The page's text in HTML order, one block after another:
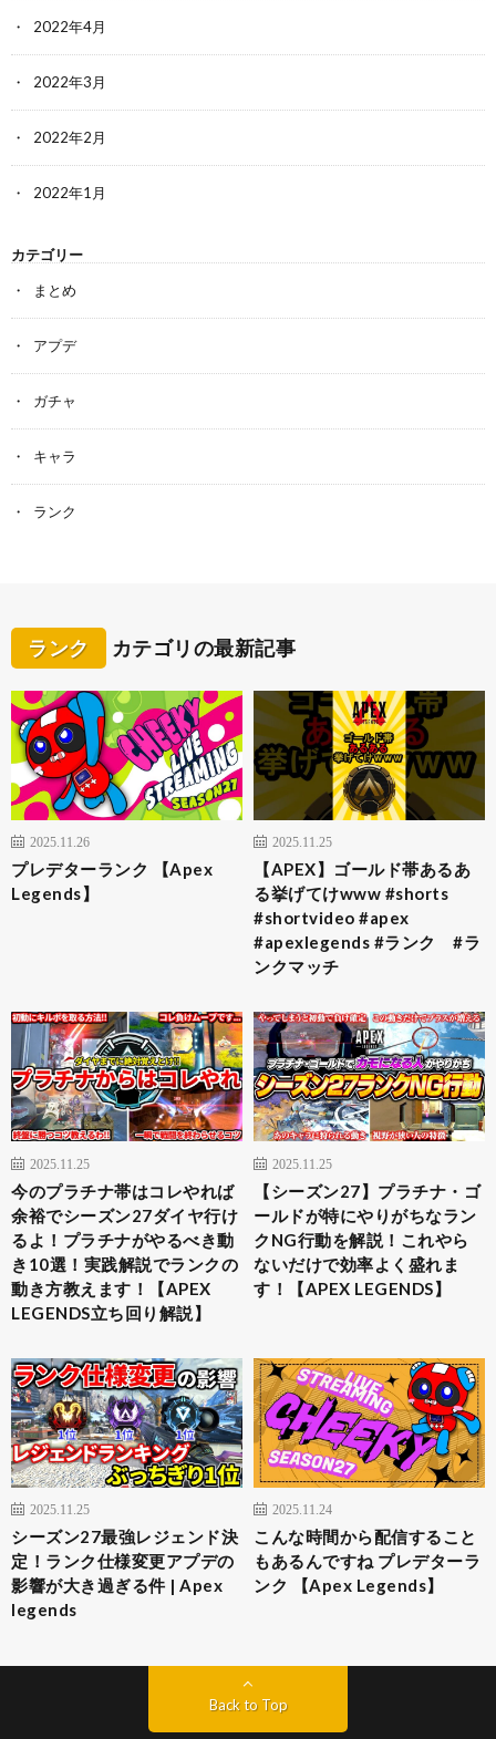
2022年4月
2022年3月
2022年2月
2022年1月
カテゴリー
まとめ
アプデ
ガチャ
キャラ
ランク
ランク カテゴリの最新記事
2025.11.26
プレデターランク 【Apex
Legends】
2025.11.25
【APEX】ゴールド帯あるあ
る挙げてけwww #shorts
#shortvideo #apex
#apexlegends #ランク #ラ
ンクマッチ
2025.11.25
今のプラチナ帯はコレやれば
余裕でシーズン27ダイヤ行け
るよ！プラチナがやるべき動
き10選！実践解説でランクの
動き方教えます！【APEX
LEGENDS立ち回り解説】
2025.11.25
【シーズン27】プラチナ・ゴ
ールドが特にやりがちなラン
クNG行動を解説！これやら
ないだけで効率よく盛れま
す！【APEX LEGENDS】
2025.11.25
シーズン27最強レジェンド決
定！ランク仕様変更アプデの
影響が大き過ぎる件 | Apex
legends
2025.11.24
こんな時間から配信すること
もあるんですね プレデターラ
ンク 【Apex Legends】
Back to Top